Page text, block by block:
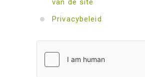
van de site
Privacybeleid